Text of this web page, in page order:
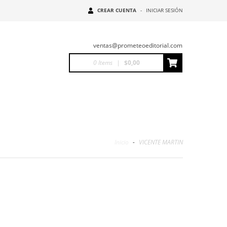
CREAR CUENTA - INICIAR SESIÓN
ventas@prometeoeditorial.com
0 Items | $0,00
- VICENTE MARTIN